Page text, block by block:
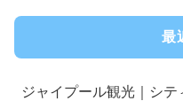
最
ジャイプール観光｜シ